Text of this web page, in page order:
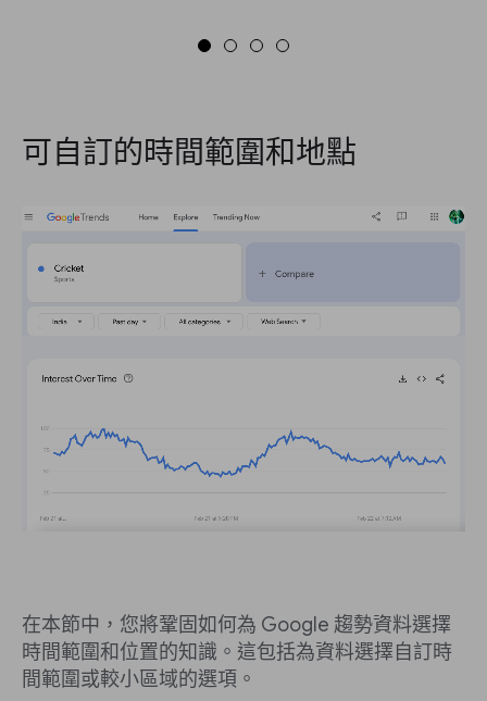
可自訂的時間範圍和地點
在本節中，您將鞏固如何為 Google 趨勢資料選擇
時間範圍和位置的知識。這包括為資料選擇自訂時
間範圍或較小區域的選項。